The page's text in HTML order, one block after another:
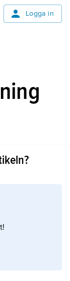
Logga in